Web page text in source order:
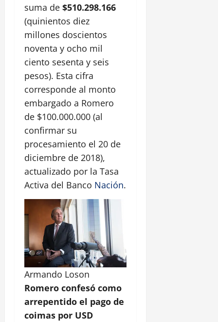
suma de $510.298.166
(quinientos diez
millones doscientos
noventa y ocho mil
ciento sesenta y seis
pesos). Esta cifra
corresponde al monto
embargado a Romero
de $100.000.000 (al
confirmar su
procesamiento el 20 de
diciembre de 2018),
actualizado por la Tasa
Activa del Banco Nación.
Armando Loson
Romero confesó como
arrepentido el pago de
coimas por USD